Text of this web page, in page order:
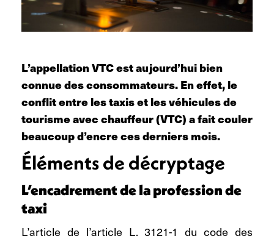
L’appellation VTC est aujourd’hui bien
connue des consommateurs. En effet, le
conflit entre les taxis et les véhicules de
tourisme avec chauffeur (VTC) a fait couler
beaucoup d’encre ces derniers mois.
Éléments de décryptage
L’encadrement de la profession de
taxi
L’article de l’article L. 3121-1 du code des